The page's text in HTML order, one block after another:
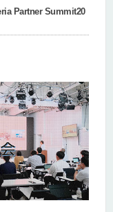
Partner Summit20